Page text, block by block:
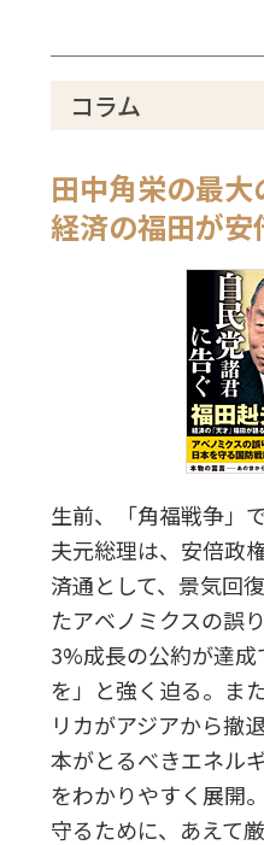
コラム
田中角栄の最
経済の福田が安
生前、「角福戦争」
夫元総理は、安倍政
済通として、景気回
たアベノミクスの誤
3%成長の公約が達
を」と強く迫る。ま
リカがアジアから撤
本がとるべきエネル
をわかりやすく展開
守るために、あえて